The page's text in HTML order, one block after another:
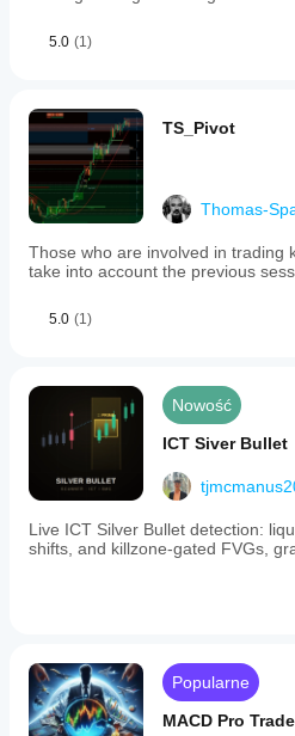
5.0 (1)
TS_Pivot
Thomas-
Those who are involved in trading
take into account the previous
5.0 (1)
Nowość
ICT Siver Bullet
Live ICT Silver Bullet detection:
shifts, and killzone-gated FVGs,
Popularne
MACD Pro